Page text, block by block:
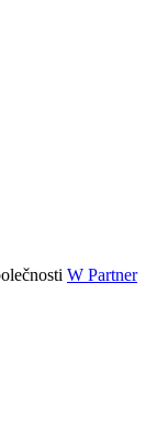
W Partner